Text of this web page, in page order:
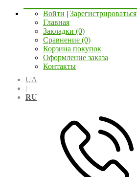
Войти | Зарегистрироваться
Главная
Закладки (0)
Сравнение (0)
Корзина покупок
Оформление заказа
Контакты
UA
|
RU